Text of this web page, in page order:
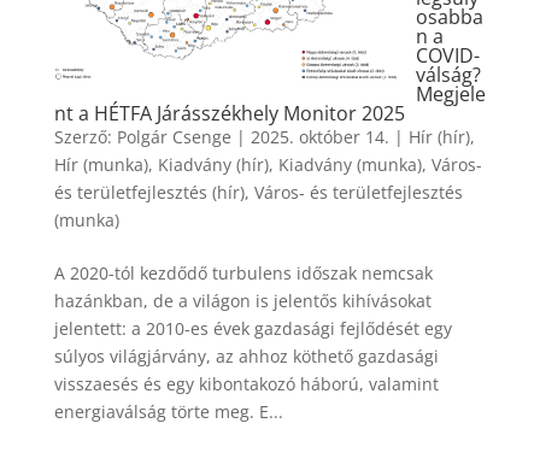
osabba
n a
COVID-
válság?
Megjele
nt a HÉTFA Járásszékhely Monitor 2025
Szerző: Polgár Csenge | 2025. október 14. | Hír (hír),
Hír (munka), Kiadvány (hír), Kiadvány (munka), Város-
és területfejlesztés (hír), Város- és területfejlesztés
(munka)
A 2020-tól kezdődő turbulens időszak nemcsak
hazánkban, de a világon is jelentős kihívásokat
jelentett: a 2010-es évek gazdasági fejlődését egy
súlyos világjárvány, az ahhoz köthető gazdasági
visszaesés és egy kibontakozó háború, valamint
energiaválság törte meg. E...